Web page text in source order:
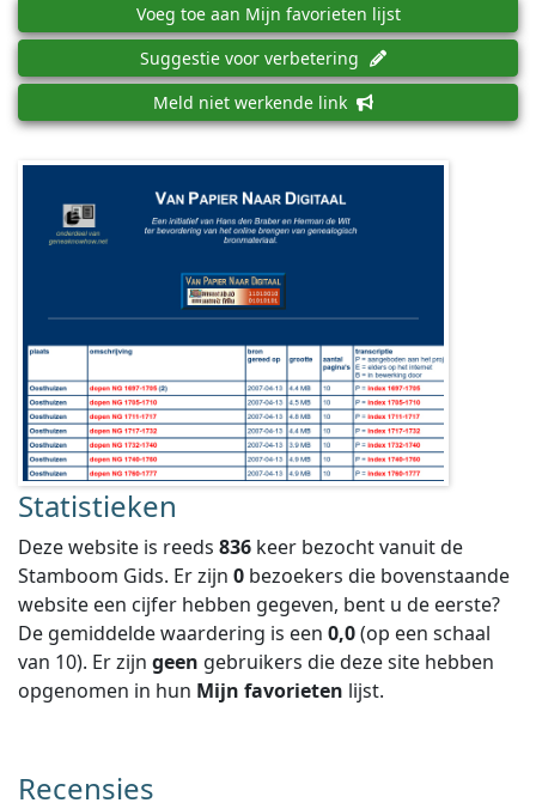
Voeg toe aan Mijn favorieten lijst
Suggestie voor verbetering
Meld niet werkende link
Statistieken
Deze website is reeds 836 keer bezocht vanuit de
Stamboom Gids. Er zijn 0 bezoekers die bovenstaande
website een cijfer hebben gegeven, bent u de eerste?
De gemiddelde waardering is een 0,0(op een schaal
van 10). Er zijn geen gebruikers die deze site hebben
opgenomen in hun Mijn favorieten lijst.
Recensies